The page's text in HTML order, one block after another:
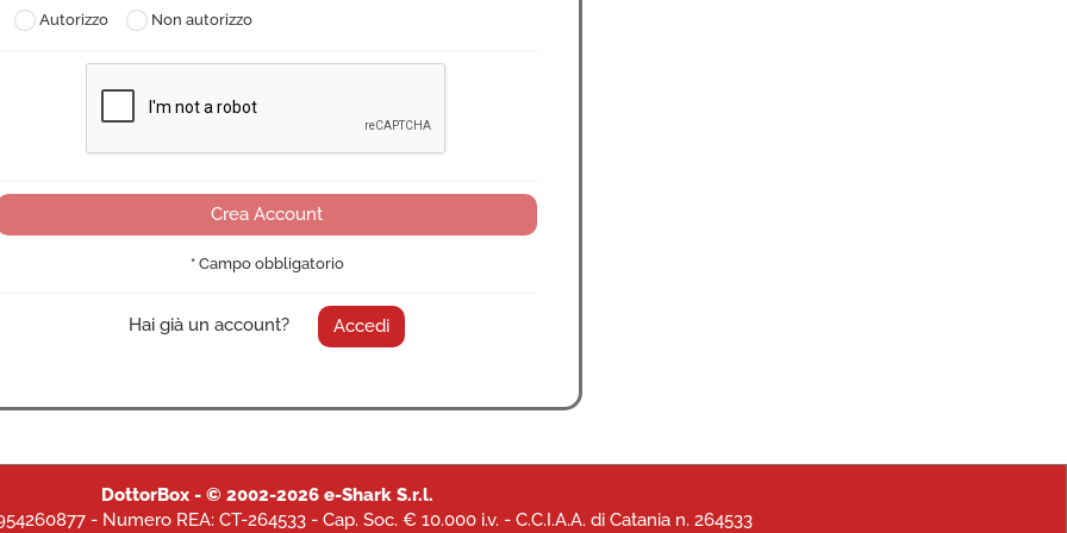
Autorizzo Non autorizzo
* Campo obbligatorio
Hai già un account? Accedi
DottorBox - © 2002-2026 e-Shark S.r.l.
- Numero REA: CT-264533 - Cap. Soc. € 10.000 i.v. - C.C.I.A.A. di Catania n. 264533